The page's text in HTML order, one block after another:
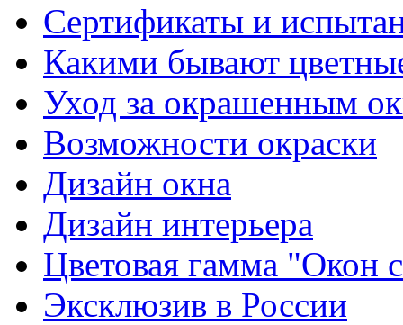
Сертификаты и
Какими бывают
Уход за окрашенным
Возможности окраски
Дизайн окна
Дизайн интерьера
Цветовая гамма "Окон
Эксклюзив в России